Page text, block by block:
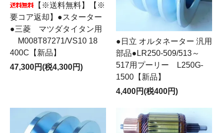
【※送料無料】【※
要コア返却】●スターター
●三菱 マツダタイタン用
M008T87271/VS10 18
400C【新品】
47,300円(税4,300円)
●日立 オルタネーター 汎用
部品●LR250-509/513～
517用プーリー L250G-
1500【新品】
4,400円(税400円)